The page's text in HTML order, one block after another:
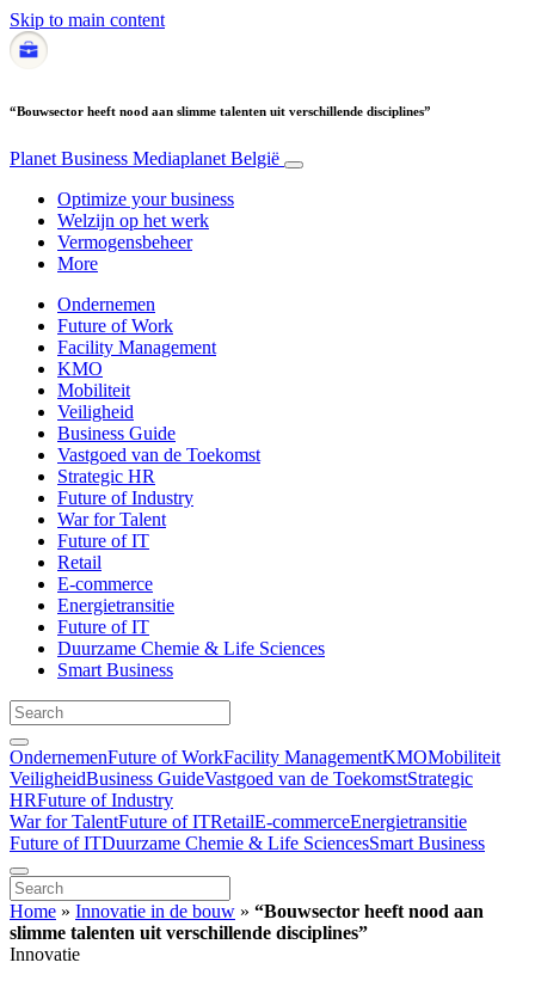
Skip to main content
“Bouwsector heeft nood aan slimme talenten uit verschillende disciplines”
Planet Business Mediaplanet België
Optimize your business
Welzijn op het werk
Vermogensbeheer
More
Ondernemen
Future of Work
Facility Management
KMO
Mobiliteit
Veiligheid
Business Guide
Vastgoed van de Toekomst
Strategic HR
Future of Industry
War for Talent
Future of IT
Retail
E-commerce
Energietransitie
Future of IT
Duurzame Chemie & Life Sciences
Smart Business
OndernemenFuture of WorkFacility ManagementKMOMobiliteit
VeiligheidBusiness GuideVastgoed van de ToekomstStrategic
HRFuture of Industry
War for TalentFuture of ITRetailE-commerceEnergietransitie
Future of ITDuurzame Chemie & Life SciencesSmart Business
Home » Innovatie in de bouw » “Bouwsector heeft nood aan
slimme talenten uit verschillende disciplines”
Innovatie